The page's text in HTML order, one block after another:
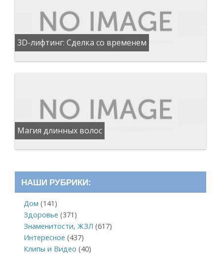
3D-лифтинг: Сделка со временем
Магия длинных волос
НАШИ РУБРИКИ:
Дом (141)
Здоровье (371)
Знаменитости, ЖЗЛ (617)
Интересное (437)
Клипы и Видео (40)